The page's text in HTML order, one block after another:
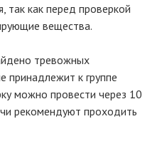
так как перед проверкой
вещества.
тревожных
принадлежит к группе
можно провести через 10
рекомендуют проходить